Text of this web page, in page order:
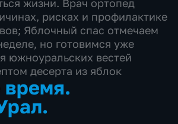
жизни. Врач ортопед
рисках и профилактике
Яблочный спас отмечаем
но готовимся уже
южноуральских вестей
десерта из яблок
время.